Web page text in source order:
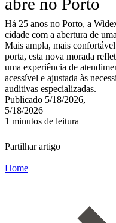
Há 25 anos no Porto, a
cidade com a abertura de
Mais ampla, mais
porta, esta nova morada
uma experiência de
acessível e ajustada às
auditivas especializadas.
Publicado 5/18/2026,
5/18/2026
1 minutos de leitura
Partilhar artigo
Home